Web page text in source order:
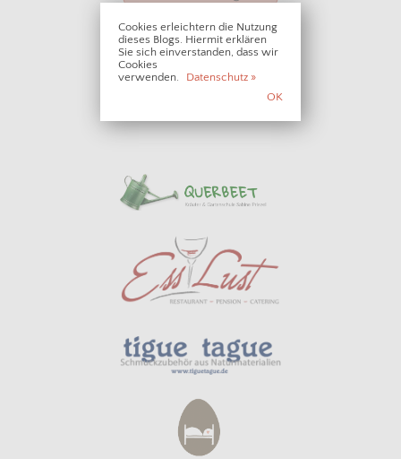
Cookies erleichtern die Nutzung
dieses Blogs. Hiermit erklären
Sie sich einverstanden, dass wir
Cookies
verwenden.
Datenschutz »
OK